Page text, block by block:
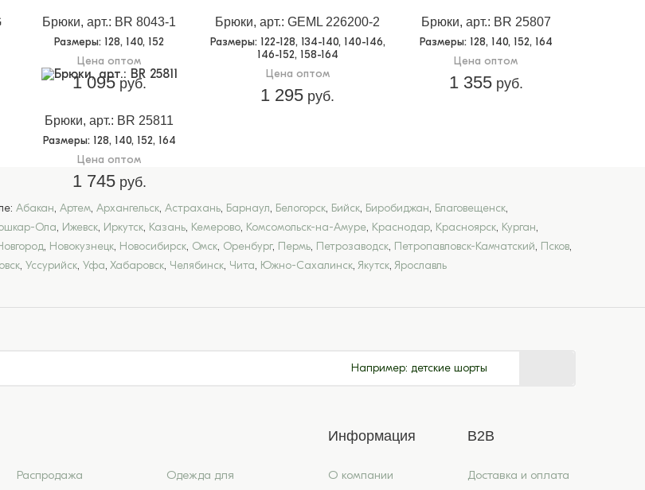
Брюки, арт.: BR 8043-1
Размеры: 128, 140, 152
Цена оптом
1 095руб.
Брюки, арт.: GEML 226200-2
Размеры: 122-128, 134-140, 140-146,
146-152, 158-164
Цена оптом
1 295 руб.
Брюки, арт.: BR 25807
Размеры: 128, 140, 152, 164
Цена оптом
1 355руб.
Брюки, арт.: BR 25811
Размеры: 128, 140, 152, 164
Цена оптом
1 745руб.
Абакан, Артем, Архангельск, Астрахань, Барнаул, Белогорск, Бийск, Биробиджан, Благовещенск,
Ола, Ижевск, Иркутск, Казань, Кемерово, Комсомольск-на-Амуре, Краснодар, Красноярск, Курган,
, Новокузнецк, Новосибирск, Омск, Оренбург, Пермь, Петрозаводск, Петропавловск-Камчатский, Псков,
, Уссурийск, Уфа, Хабаровск, Челябинск, Чита, Южно-Сахалинск, Якутск, Ярославль
Например: детские шорты
Распродажа Одежда для
Информация
О компании
B2B
Доставка и оплата